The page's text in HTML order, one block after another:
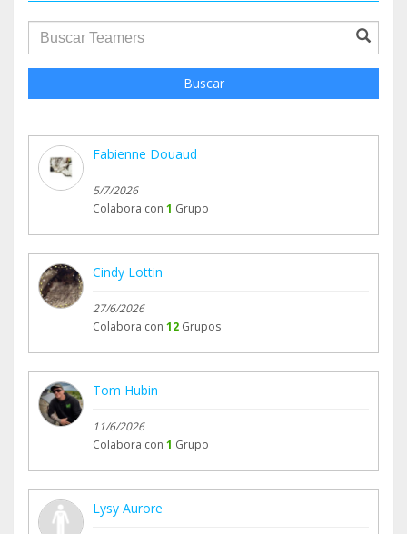
groupProfile.searchForm.search.text???
Buscar
Fabienne Douaud
5/7/2026
Colabora con 1 Grupo
Cindy Lottin
27/6/2026
Colabora con 12 Grupos
Tom Hubin
11/6/2026
Colabora con 1 Grupo
Lysy Aurore